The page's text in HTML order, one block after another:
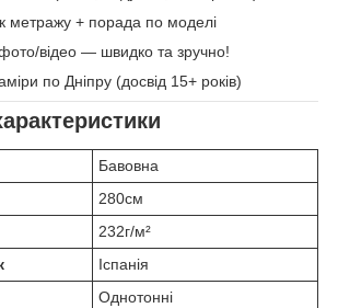
метражу + порада по моделі
відео — швидко та зручно!
по Дніпру (досвід 15+ років)
Бавовна
280см
232г/м²
Іспанія
Однотонні